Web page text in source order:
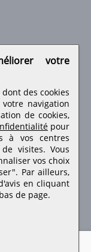
sociaux
votre
des cookies
navigation
de cookies,
pour
à vos centres
de visites.Vous
vos choix
Par ailleurs,
en cliquant
de page.